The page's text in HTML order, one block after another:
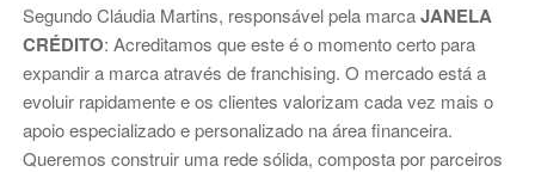
Segundo Cláudia Martins, responsável pela marcaJANELA
CRÉDITO: Acreditamos que este é o momento certo para
expandir a marca através de franchising. O mercado está a
evoluir rapidamente e os clientes valorizam cada vez mais o
apoio especializado e personalizado na área financeira.
Queremos construir uma rede sólida, composta por parceiros